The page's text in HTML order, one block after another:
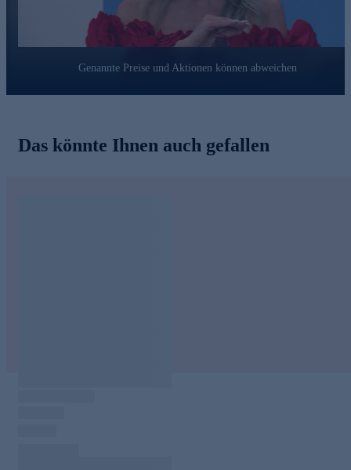
Genannte Preise und Aktionen können abweichen
Das könnte Ihnen auch gefallen